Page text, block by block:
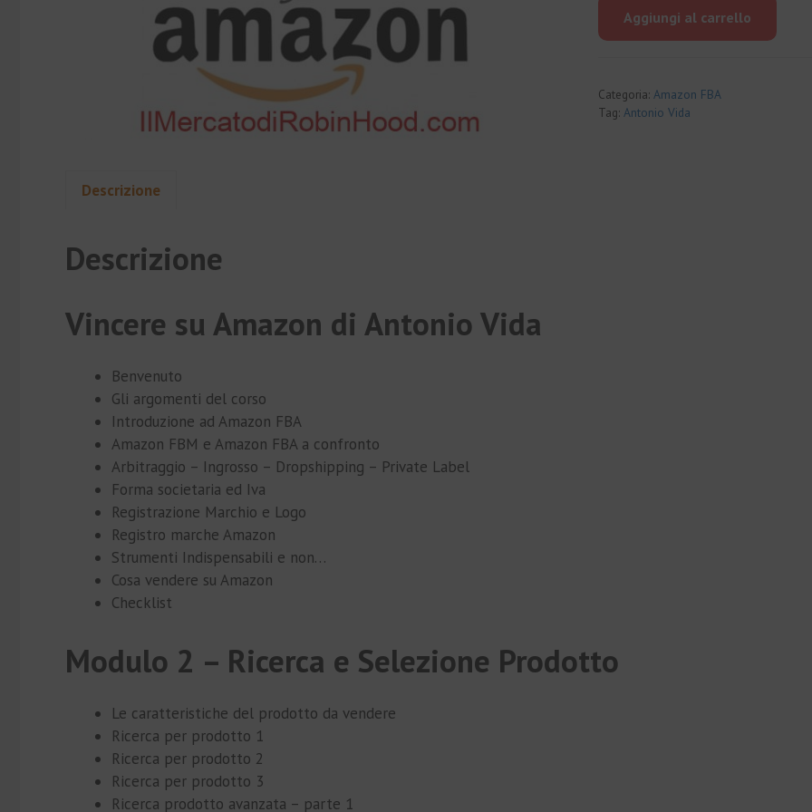
era:
è:
Aggiungi al carrello
Categoria: Amazon FBA
Tag: Antonio Vida
Descrizione
Descrizione
Vincere su Amazon di Antonio Vida
Benvenuto
Gli argomenti del corso
Introduzione ad Amazon FBA
Amazon FBM e Amazon FBA a confronto
Arbitraggio – Ingrosso – Dropshipping – Private Label
Forma societaria ed Iva
Registrazione Marchio e Logo
Registro marche Amazon
Strumenti Indispensabili e non…
Cosa vendere su Amazon
Checklist
Modulo 2 – Ricerca e Selezione Prodotto
Le caratteristiche del prodotto da vendere
Ricerca per prodotto 1
Ricerca per prodotto 2
Ricerca per prodotto 3
Ricerca prodotto avanzata – parte 1